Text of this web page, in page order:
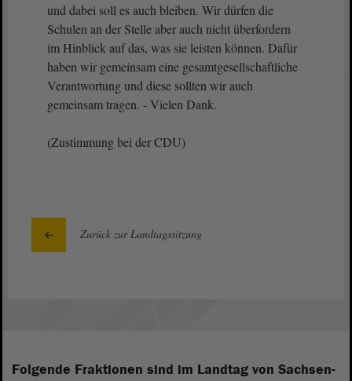
und dabei soll es auch bleiben. Wir dürfen die
Schulen an der Stelle aber auch nicht überfordern
im Hinblick auf das, was sie leisten können. Dafür
haben wir gemeinsam eine gesamtgesellschaftliche
Verantwortung und diese sollten wir auch
gemeinsam tragen. - Vielen Dank.
(Zustimmung bei der CDU)
Zurück zur Landtagssitzung
Folgende Fraktionen sind im Landtag von Sachsen-